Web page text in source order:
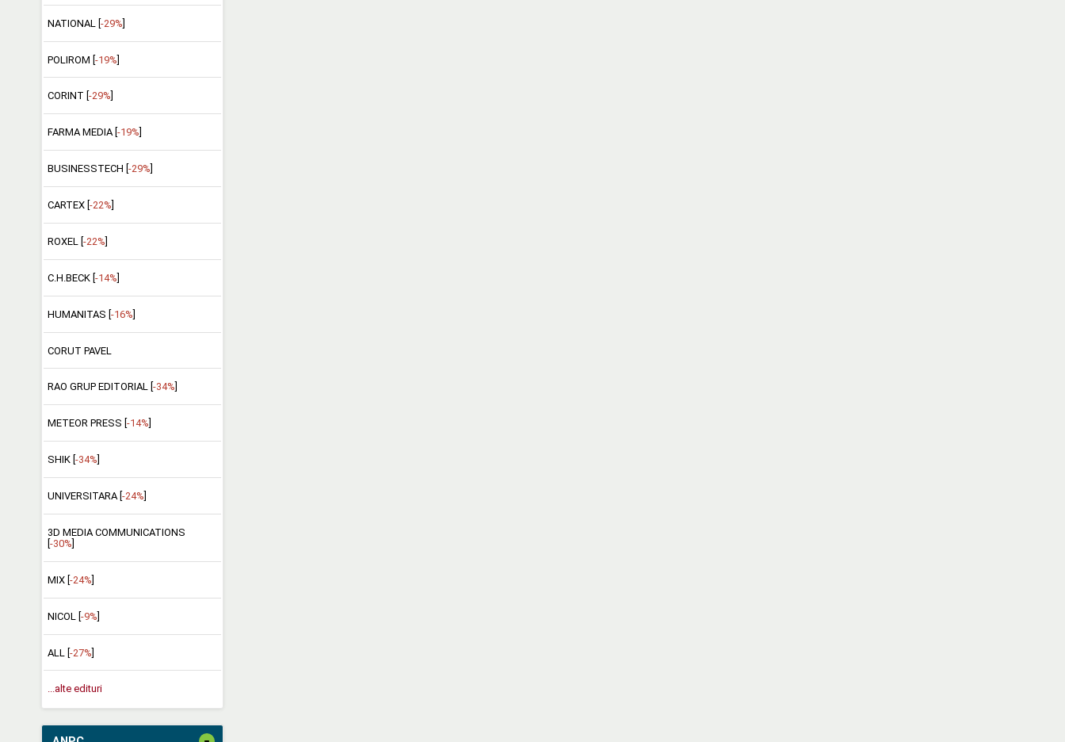
NATIONAL [-29%]
POLIROM [-19%]
CORINT [ -29%
FARMA MEDIA [ -19%
BUSINESSTECH [ -29%
CARTEX [ -22%
ROXEL [ -22%
C.H.BECK [ -14%
HUMANITAS [-16%]
CORUT PAVEL
RAO GRUP EDITORIAL [ -34%
METEOR PRESS [ -14%
SHIK [ -34%
UNIVERSITARA [ -24%
3D MEDIA COMMUNICATIONS
-30%
MIX [ -24%
NICOL [-9%]
ALL [-27%]
...alte edituri